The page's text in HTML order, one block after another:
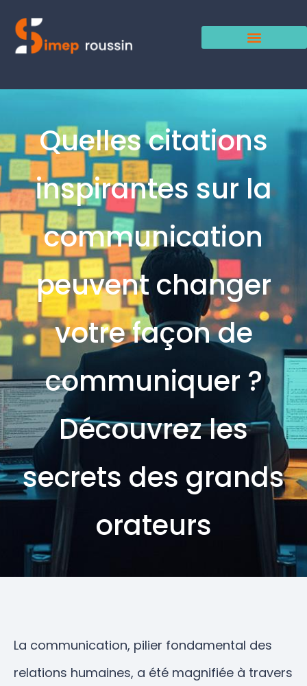
Quelles citations
inspirantes sur la
communication
peuvent changer
votre façon de
communiquer ?
Découvrez les
secrets des grands
orateurs
La communication, pilier fondamental des
relations humaines, a été magnifiée à travers